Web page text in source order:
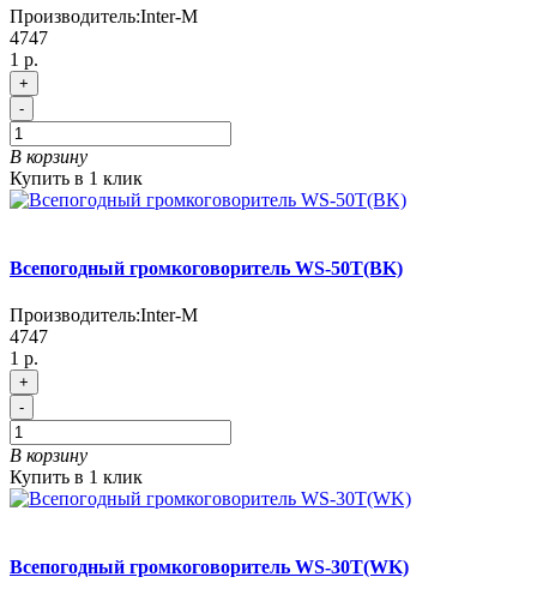
Производитель:Inter-M
4747
1 р.
+
-
В корзину
Купить в 1 клик
Всепогодный громкоговоритель WS-50T(BK)
Производитель:Inter-M
4747
1 р.
+
-
В корзину
Купить в 1 клик
Всепогодный громкоговоритель WS-30T(WK)